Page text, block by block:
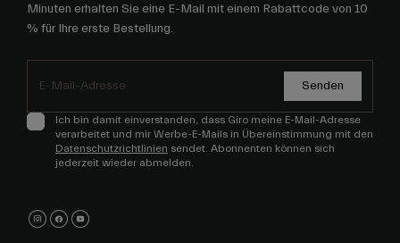
Minuten erhalten Sie eine E-Mail mit einem Rabattcode von 10
% für Ihre erste Bestellung.
Senden
Ich bin damit einverstanden, dass Giro meine E-Mail-Adresse
verarbeitet und mir Werbe-E-Mails in Übereinstimmung mit den
Datenschutzrichtlinien sendet. Abonnenten können sich
jederzeit wieder abmelden.